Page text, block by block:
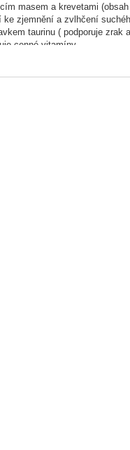
masem a krevetami
ke zjemnění a zvlhčení
taurinu ( podporuje zrak
cenné vitamíny